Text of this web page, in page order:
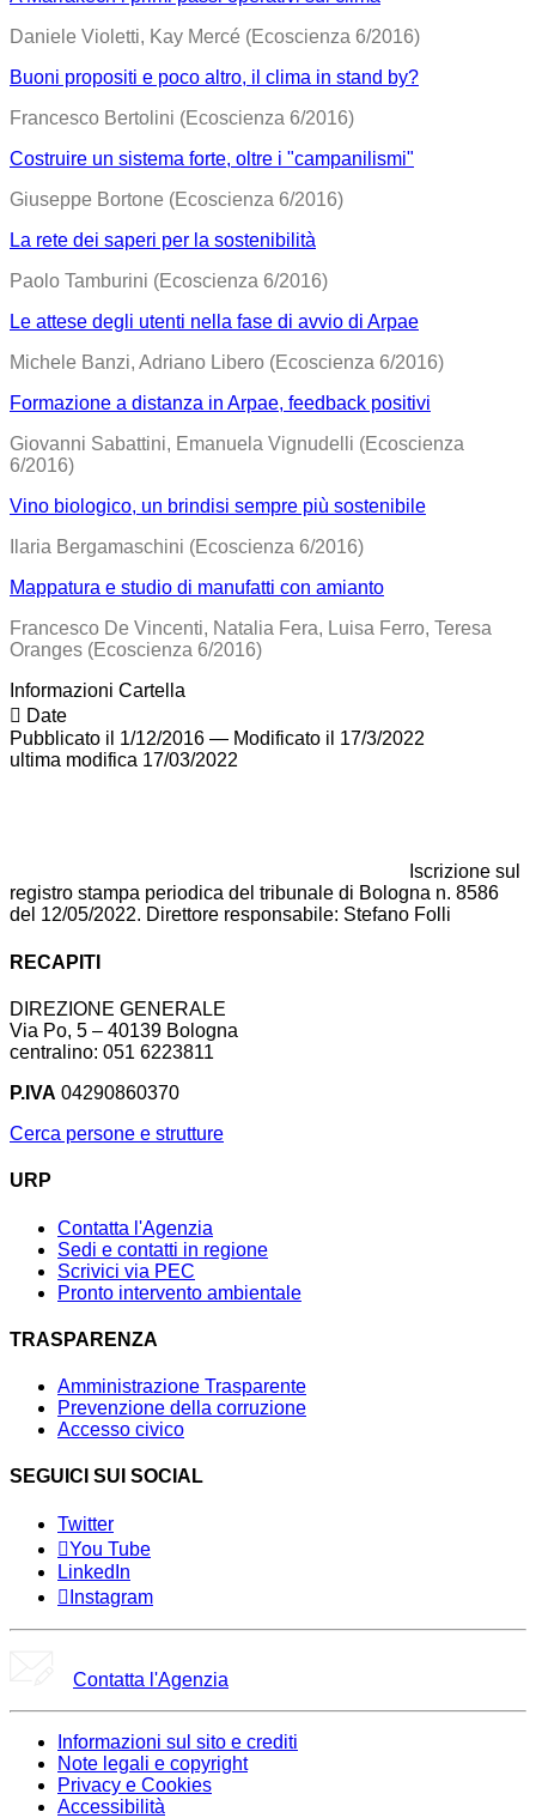
Daniele Violetti, Kay Mercé (Ecoscienza 6/2016)
Buoni propositi e poco altro, il clima in stand by?
Francesco Bertolini (Ecoscienza 6/2016)
Costruire un sistema forte, oltre i "campanilismi"
Giuseppe Bortone (Ecoscienza 6/2016)
La rete dei saperi per la sostenibilità
Paolo Tamburini (Ecoscienza 6/2016)
Le attese degli utenti nella fase di avvio di Arpae
Michele Banzi, Adriano Libero (Ecoscienza 6/2016)
Formazione a distanza in Arpae, feedback positivi
Giovanni Sabattini, Emanuela Vignudelli (Ecoscienza
6/2016)
Vino biologico, un brindisi sempre più sostenibile
Ilaria Bergamaschini (Ecoscienza 6/2016)
Mappatura e studio di manufatti con amianto
Francesco De Vincenti, Natalia Fera, Luisa Ferro, Teresa
Oranges (Ecoscienza 6/2016)
Informazioni Cartella
Date
Pubblicato il 1/12/2016 — Modificato il 17/3/2022
ultima modifica 17/03/2022
Iscrizione sul
registro stampa periodica del tribunale di Bologna n. 8586
del 12/05/2022. Direttore responsabile: Stefano Folli
RECAPITI
DIREZIONE GENERALE
Via Po, 5 – 40139 Bologna
centralino: 051 6223811
P.IVA 04290860370
Cerca persone e strutture
URP
Contatta l'Agenzia
Sedi e contatti in regione
Scrivici via PEC
Pronto intervento ambientale
TRASPARENZA
Amministrazione Trasparente
Prevenzione della corruzione
Accesso civico
SEGUICI SUI SOCIAL
Twitter
You Tube
LinkedIn
Instagram
Contatta l'Agenzia
Informazioni sul sito e crediti
Note legali e copyright
Privacy e Cookies
Accessibilità